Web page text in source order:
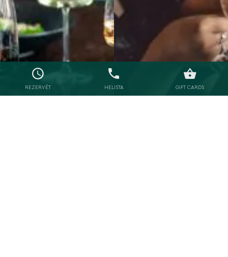
REZERVĒT HELISTA GIFT CARDS